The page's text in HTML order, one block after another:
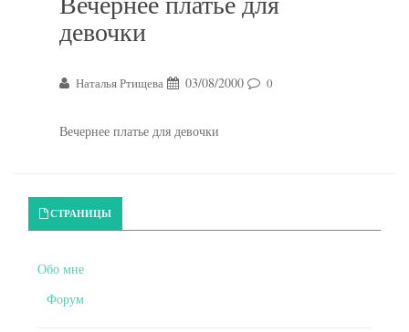
девочки
Наталья Ртищева 03/08/2000 0
Вечернее платье для девочки
Primary Sidebar
СТРАНИЦЫ
Обо мне
Форум